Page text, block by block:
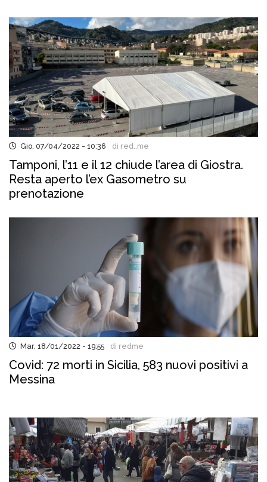
Gio, 07/04/2022 - 10:36 di red..me
Tamponi, l’11 e il 12 chiude l’area di Giostra.
Resta aperto l’ex Gasometro su
prenotazione
Mar, 18/01/2022 - 19:55 di redme
Covid: 72 morti in Sicilia, 583 nuovi positivi a
Messina